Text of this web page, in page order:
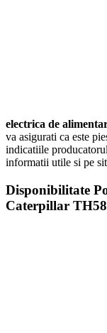
electrica de
va asigurati ca este
indicatiile
informatii utile si pe
Disponibilitate
Caterpillar